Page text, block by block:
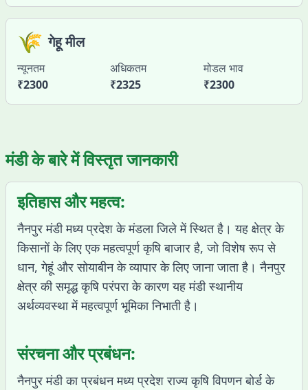
🌾 गेहू मील
न्यूनतम
₹2300
अधिकतम
₹2325
मोडल भाव
₹2300
मंडी के बारे में विस्तृत जानकारी
इतिहास और महत्व:
नैनपुर मंडी मध्य प्रदेश के मंडला जिले में स्थित है। यह क्षेत्र के
किसानों के लिए एक महत्वपूर्ण कृषि बाजार है, जो विशेष रूप से
धान, गेहूं और सोयाबीन के व्यापार के लिए जाना जाता है। नैनपुर
क्षेत्र की समृद्ध कृषि परंपरा के कारण यह मंडी स्थानीय
अर्थव्यवस्था में महत्वपूर्ण भूमिका निभाती है।
संरचना और प्रबंधन:
नैनपुर मंडी का प्रबंधन मध्य प्रदेश राज्य कृषि विपणन बोर्ड के